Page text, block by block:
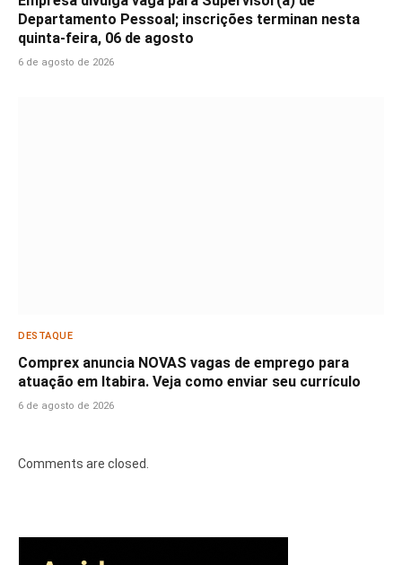
Departamento Pessoal; inscrições terminan nesta
quinta-feira, 06 de agosto
6 de agosto de 2026
DESTAQUE
Comprex anuncia NOVAS vagas de emprego para
atuação em Itabira. Veja como enviar seu currículo
6 de agosto de 2026
Comments are closed.